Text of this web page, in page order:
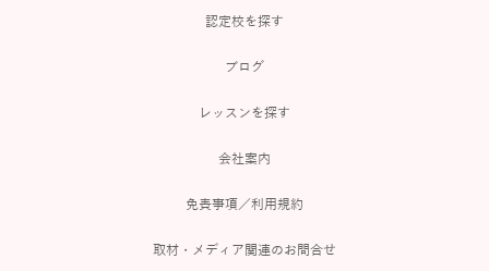
認定校を探す
ブログ
レッスンを探す
会社案内
免責事項／利用規約
取材・メディア関連のお問合せ